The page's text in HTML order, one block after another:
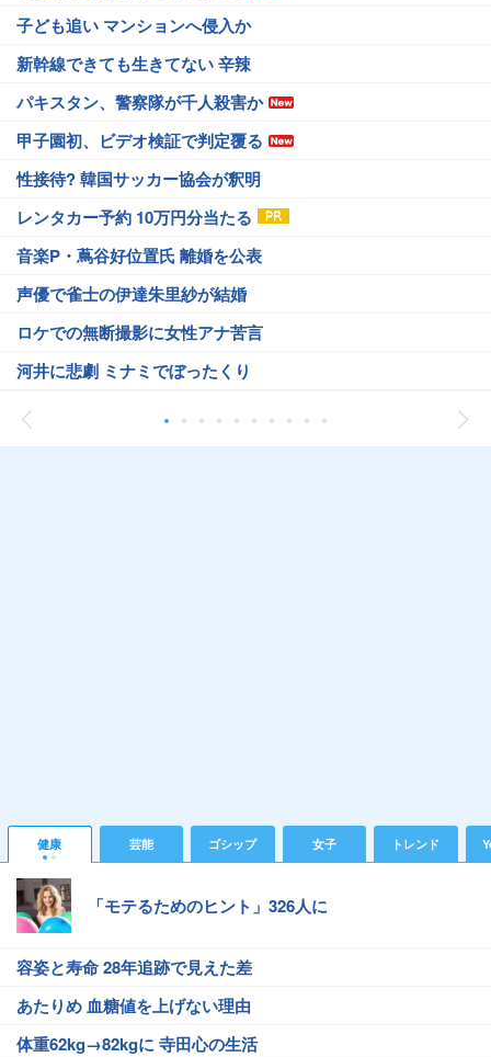
子ども追い マンションへ侵入か
新幹線できても生きてない 辛辣
パキスタン、警察隊が千人殺害か
甲子園初、ビデオ検証で判定覆る
性接待? 韓国サッカー協会が釈明
レンタカー予約 10万円分当たる
音楽P・蔦谷好位置氏 離婚を公表
声優で雀士の伊達朱里紗が結婚
ロケでの無断撮影に女性アナ苦言
河井に悲劇 ミナミでぼったくり
健康 芸能 ゴシップ 女子 トレンド
「モテるためのヒント」326人に
容姿と寿命 28年追跡で見えた差
あたりめ 血糖値を上げない理由
体重62kg→82kgに 寺田心の生活